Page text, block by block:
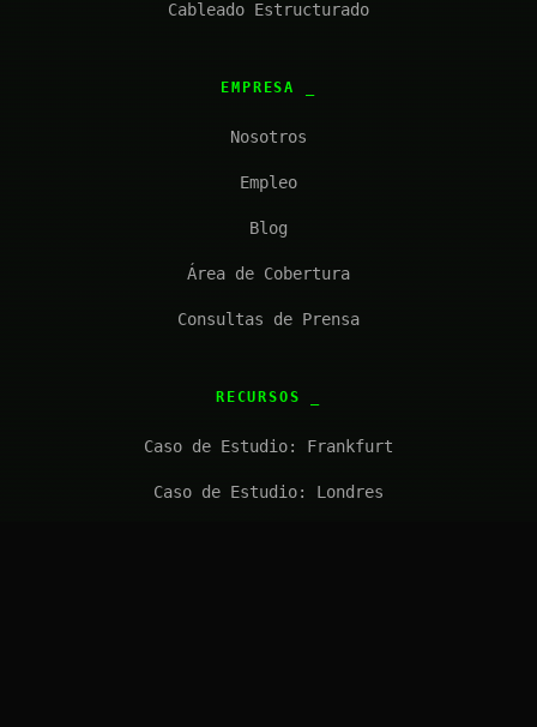
Cableado Estructurado
EMPRESA
Nosotros
Empleo
Blog
Área de Cobertura
Consultas de Prensa
RECURSOS
Caso de Estudio: Frankfurt
Caso de Estudio: Londres